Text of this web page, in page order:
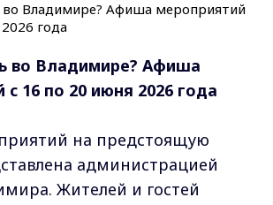
во Владимире? Афиша
16 по 20 июня 2026 года
на предстоящую
администрацией
Жителей и гостей